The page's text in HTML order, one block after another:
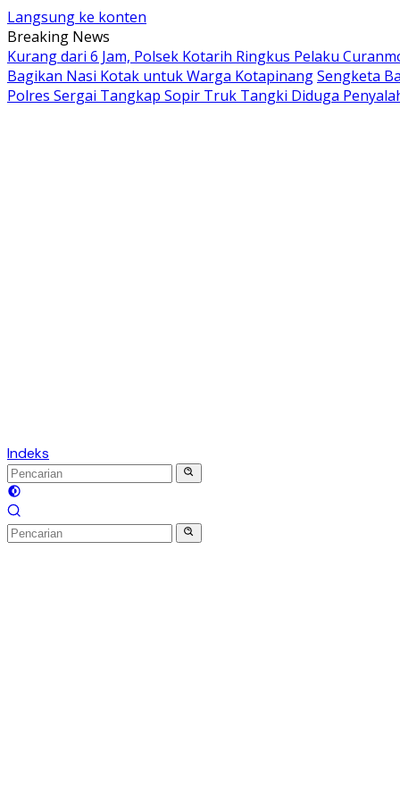
Langsung ke konten
Breaking News
Kurang dari 6 Jam, Polsek Kotarih Ringkus Pelaku
Bagikan Nasi Kotak untuk Warga KotapinangSengketa
Polres Sergai Tangkap Sopir Truk Tangki Diduga
Indeks